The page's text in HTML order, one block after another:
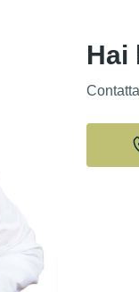
Hai